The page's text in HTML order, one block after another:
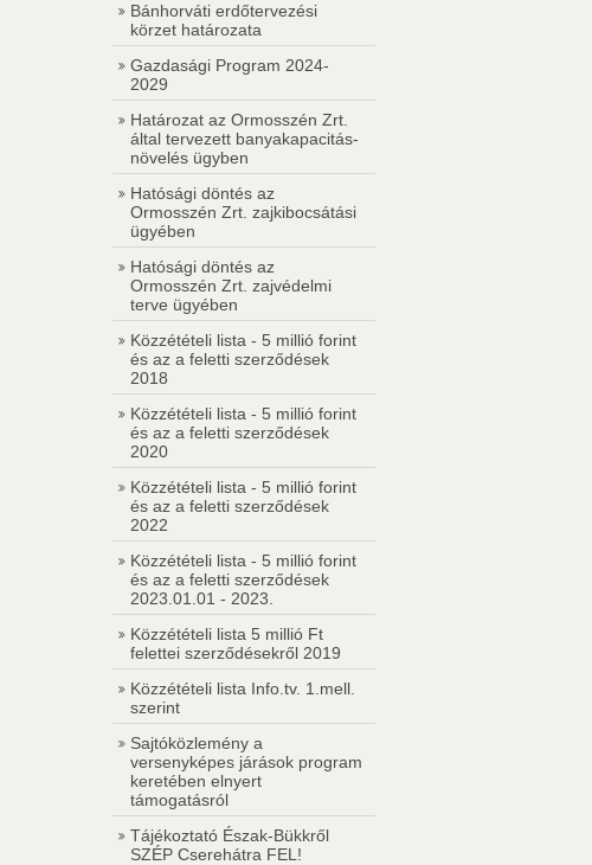
Bánhorváti erdőtervezési
körzet határozata
Gazdasági Program 2024-
2029
Határozat az Ormosszén Zrt.
által tervezett banyakapacitás-
növelés ügyben
Hatósági döntés az
Ormosszén Zrt. zajkibocsátási
ügyében
Hatósági döntés az
Ormosszén Zrt. zajvédelmi
terve ügyében
Közzétételi lista - 5 millió forint
és az a feletti szerződések
2018
Közzétételi lista - 5 millió forint
és az a feletti szerződések
2020
Közzétételi lista - 5 millió forint
és az a feletti szerződések
2022
Közzétételi lista - 5 millió forint
és az a feletti szerződések
2023.01.01 - 2023.
Közzétételi lista 5 millió Ft
felettei szerződésekről 2019
Közzétételi lista Info.tv. 1.mell.
szerint
Sajtóközlemény a
versenyképes járások program
keretében elnyert
támogatásról
Tájékoztató Észak-Bükkről
SZÉP Cserehátra FEL!